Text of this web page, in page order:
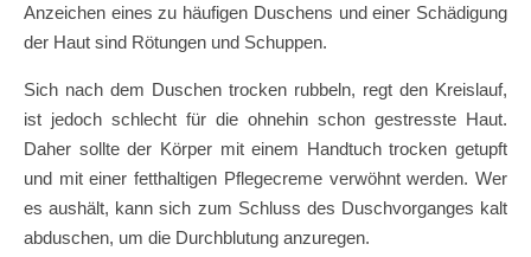
Anzeichen eines zu häufigen Duschens und einer Schädigung
der Haut sind Rötungen und Schuppen.
Sich nach dem Duschen trocken rubbeln, regt den Kreislauf,
ist jedoch schlecht für die ohnehin schon gestresste Haut.
Daher sollte der Körper mit einem Handtuch trocken getupft
und mit einer fetthaltigen Pflegecreme verwöhnt werden. Wer
es aushält, kann sich zum Schluss des Duschvorganges kalt
abduschen, um die Durchblutung anzuregen.